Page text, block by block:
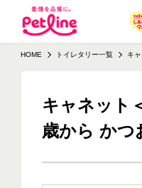
HOME トイレタリー一覧 キ
キャネット
歳から かつ